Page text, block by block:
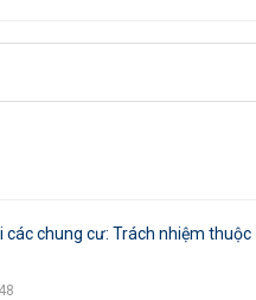
các chung cư: Trách nhiệm thuộc